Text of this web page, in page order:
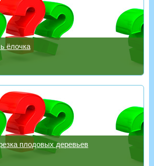
ёлочка
плодовых деревьев